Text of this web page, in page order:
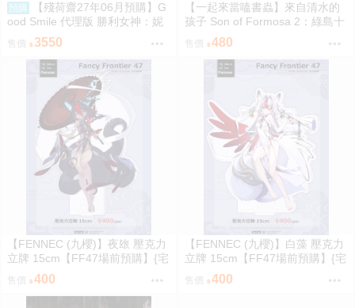
預購
【殘荷齋27年06月預購】G
ood Smile 代理版 勝利女神：妮
姬 紅蓮：暗影 Hyper Body 可動
0917
售價 3550
【一起來當嗑書蟲】來自清水的
孩子 Son of Formosa 2：綠島十
售價 480
【FENNEC (九櫻)】夜玈 壓克力
立牌 15cm【FF47場前預購】{宅
售價 400
【FENNEC (九櫻)】白藻 壓克力
立牌 15cm【FF47場前預購】{宅
售價 400